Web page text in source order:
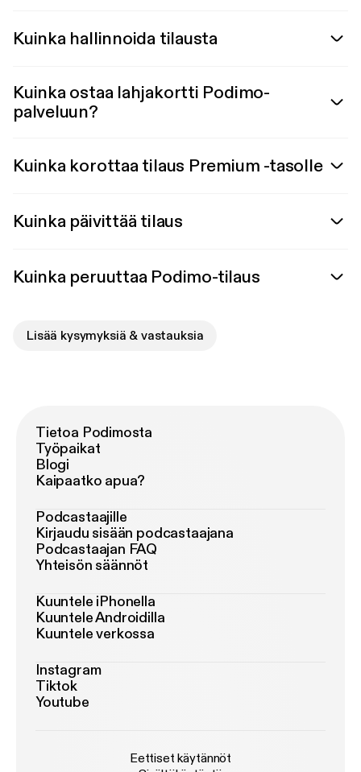
Kuinka hallinnoida tilausta
Kuinka ostaa lahjakortti Podimo-
palveluun?
Kuinka korottaa tilaus Premium -tasolle
Kuinka päivittää tilaus
Kuinka peruuttaa Podimo-tilaus
Lisää kysymyksiä & vastauksia
Tietoa Podimosta
Työpaikat
Blogi
Kaipaatko apua?
Podcastaajille
Kirjaudu sisään podcastaajana
Podcastaajan FAQ
Yhteisön säännöt
Kuuntele iPhonella
Kuuntele Androidilla
Kuuntele verkossa
Instagram
Tiktok
Youtube
Eettiset käytännöt